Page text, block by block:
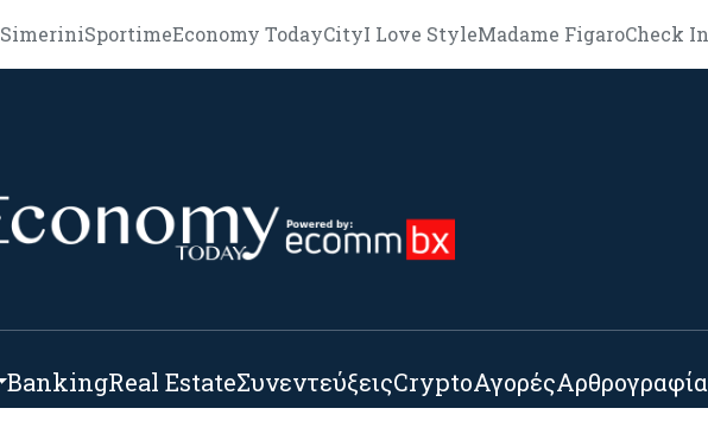
SimeriniSportimeEconomy TodayCityI Love StyleMadame FigaroCheck In
BankingReal EstateΣυνεντεύξειςCryptoΑγορέςΑρθρογραφία